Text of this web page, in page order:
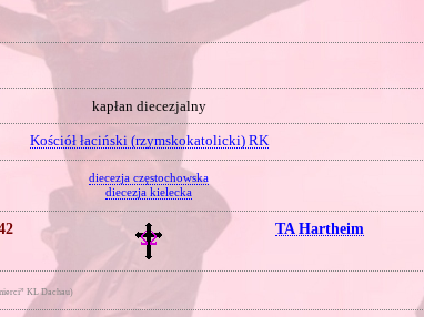
kapłan diecezjalny
Kościół łaciński (rzymskokatolicki) RK
diecezja częstochowska
diecezja kielecka
TA Hartheim
KL Dachau)